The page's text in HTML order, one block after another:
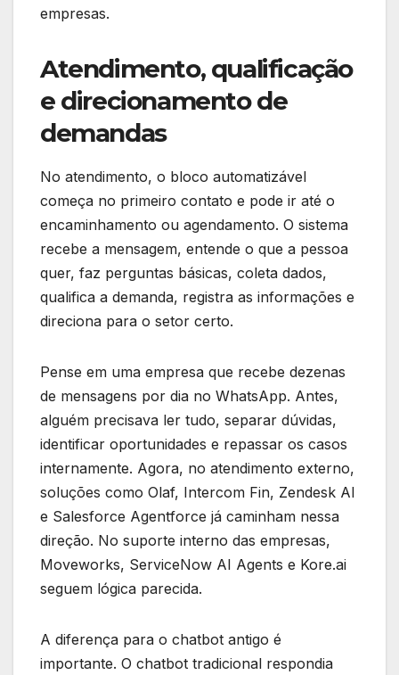
empresas.
Atendimento, qualificação
e direcionamento de
demandas
No atendimento, o bloco automatizável
começa no primeiro contato e pode ir até o
encaminhamento ou agendamento. O sistema
recebe a mensagem, entende o que a pessoa
quer, faz perguntas básicas, coleta dados,
qualifica a demanda, registra as informações e
direciona para o setor certo.
Pense em uma empresa que recebe dezenas
de mensagens por dia no WhatsApp. Antes,
alguém precisava ler tudo, separar dúvidas,
identificar oportunidades e repassar os casos
internamente. Agora, no atendimento externo,
soluções como Olaf, Intercom Fin, Zendesk AI
e Salesforce Agentforce já caminham nessa
direção. No suporte interno das empresas,
Moveworks, ServiceNow AI Agents e Kore.ai
seguem lógica parecida.
A diferença para o chatbot antigo é
importante. O chatbot tradicional respondia